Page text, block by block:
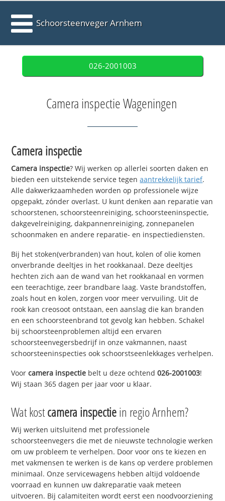
Schoorsteenveger Arnhem
026-2001003
Camera inspectie Wageningen
Camera inspectie
Camera inspectie? Wij werken op allerlei soorten daken en
bieden een uitstekende service tegenaantrekkelijk tarief.
Alle dakwerkzaamheden worden op professionele wijze
opgepakt, zónder overlast. U kunt denken aan reparatie van
schoorstenen, schoorsteenreiniging, schoorsteeninspectie,
dakgevelreiniging, dakpannenreiniging, zonnepanelen
schoonmaken en andere reparatie- en inspectiediensten.
Bij het stoken(verbranden) van hout, kolen of olie komen
onverbrande deeltjes in het rookkanaal. Deze deeltjes
hechten zich aan de wand van het rookkanaal en vormen
een teerachtige, zeer brandbare laag. Vaste brandstoffen,
zoals hout en kolen, zorgen voor meer vervuiling. Uit de
rook kan creosoot ontstaan, een aanslag die kan branden
en een schoorsteenbrand tot gevolg kan hebben. Schakel
bij schoorsteenproblemen altijd een ervaren
schoorsteenvegersbedrijf in onze vakmannen, naast
schoorsteeninspecties ook schoorstseenlekkages verhelpen.
Voorcamera inspectie belt u deze ochtend026-2001003!
Wij staan 365 dagen per jaar voor u klaar.
Wat kostcamera inspectiein regio Arnhem?
Wij werken uitsluitend met professionele
schoorsteenvegers die met de nieuwste technologie werken
om uw probleem te verhelpen. Door voor ons te kiezen en
met vakmensen te werken is de kans op verdere problemen
minimaal. Onze servicewagens hebben altijd voldoende
voorraad en kunnen uw dakreparatie vaak meteen
uitvoeren. Bij calamiteiten wordt eerst een noodvoorziening